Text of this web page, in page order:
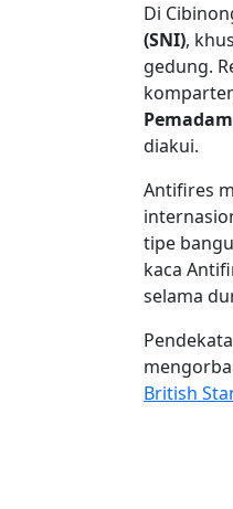
Di
(SNI),
gedung.
diakui.
Antifires
tipe
kaca
selama
British